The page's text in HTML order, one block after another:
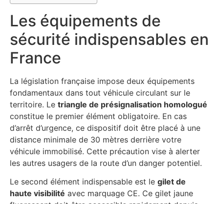
Les équipements de
sécurité indispensables en
France
La législation française impose deux équipements
fondamentaux dans tout véhicule circulant sur le
territoire. Le triangle de présignalisation homologué
constitue le premier élément obligatoire. En cas
d’arrêt d’urgence, ce dispositif doit être placé à une
distance minimale de 30 mètres derrière votre
véhicule immobilisé. Cette précaution vise à alerter
les autres usagers de la route d’un danger potentiel.
Le second élément indispensable est le gilet de
haute visibilité avec marquage CE. Ce gilet jaune